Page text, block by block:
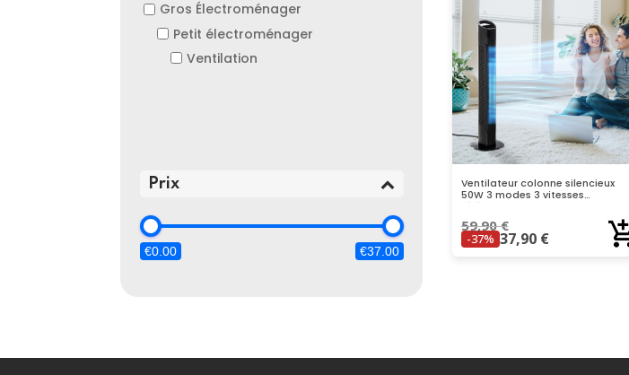
Gros Électroménager
Petit électroménager
Ventilation
Prix
€0.00 €37.00
Ventilateur colonne silencieux
50W 3 modes 3 vitesses
télécommande oscillant
59,90€
-37% 37,90 €